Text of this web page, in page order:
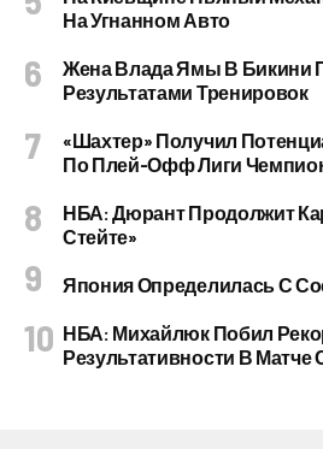
На Угнанном Авто
Жена Влада Ямы В Бикини
Результатами Тренировок
«Шахтер» Получил
По Плей-Офф Лиги
НБА: Дюрант Продолжит
Стейте»
Япония Определилась С
НБА: Михайлюк Побил
Результативности В Матче